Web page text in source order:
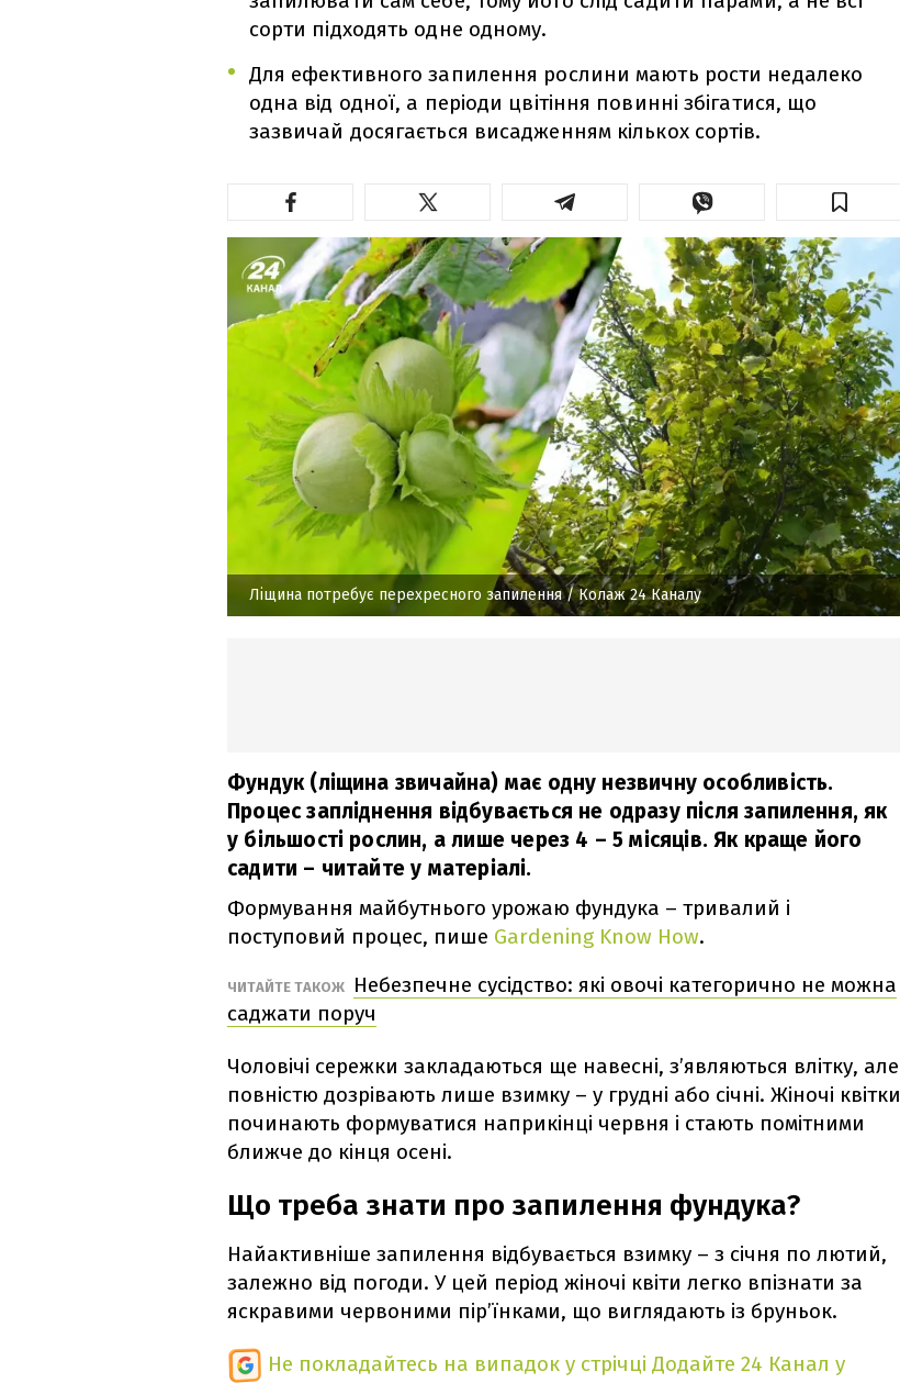
сорти підходять одне одному.
Для ефективного запилення рослини мають рости недалеко
одна від одної, а періоди цвітіння повинні збігатися, що
зазвичай досягається висадженням кількох сортів.
Ліщина потребує перехресного запилення/ Колаж 24 Каналу
Фундук (ліщина звичайна) має одну незвичну особливість.
Процес запліднення відбувається не одразу після запилення, як
у більшості рослин, а лише через 4 – 5 місяців. Як краще його
садити – читайте у матеріалі.
Формування майбутнього урожаю фундука – тривалий і
поступовий процес, пише Gardening Know How.
ЧИТАЙТЕ ТАКОЖ
Небезпечне сусідство: які овочі категорично не можна
саджати поруч
Чоловічі сережки закладаються ще навесні, з’являються влітку, але
повністю дозрівають лише взимку – у грудні або січні. Жіночі квітки
починають формуватися наприкінці червня і стають помітними
ближче до кінця осені.
Що треба знати про запилення фундука?
Найактивніше запилення відбувається взимку – з січня по лютий,
залежно від погоди. У цей період жіночі квіти легко впізнати за
яскравими червоними пір’їнками, що виглядають із бруньок.
Не покладайтесь на випадок у стрічці Додайте 24 Канал у